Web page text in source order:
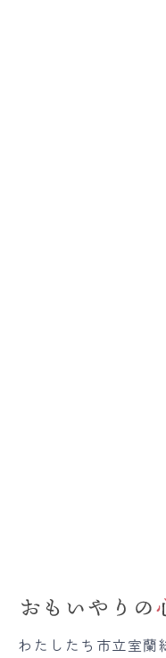
わたしたち市立室蘭